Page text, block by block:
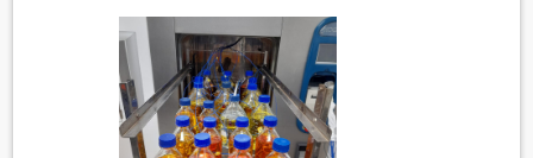
qualificação térmica é apresentado em um relatório
técnico que contém informações como gráficos,
certificados de calibração e a conclusão das
condições funcionais.